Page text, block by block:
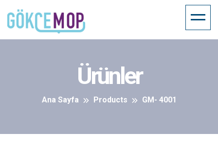
Ürünler
Ana Sayfa Products GM- 4001